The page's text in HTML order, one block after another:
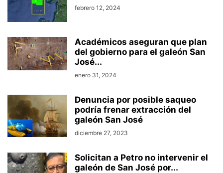
febrero 12, 2024
Académicos aseguran que plan
del gobierno para el galeón San
José...
enero 31, 2024
Denuncia por posible saqueo
podría frenar extracción del
galeón San José
diciembre 27, 2023
Solicitan a Petro no intervenir el
galeón de San José por...